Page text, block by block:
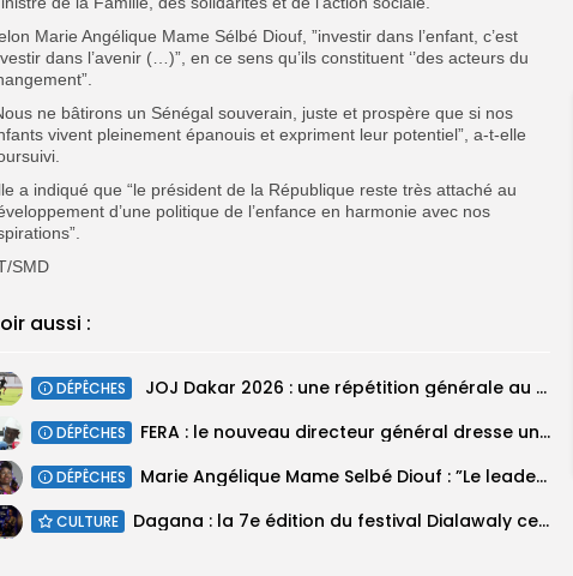
Marie Angélique Mame Sélbé Diouf, ”investir dans l’enfant, c’est
dans l’avenir (…)”, en ce sens qu’ils constituent ‘’des acteurs du
ne bâtirons un Sénégal souverain, juste et prospère que si nos
vivent pleinement épanouis et expriment leur potentiel”, a-t-elle
a indiqué que “le président de la République reste très attaché au
d’une politique de l’enfance en harmonie avec nos
SMD
aussi :
DÉPÊCHES ‎ ‎JOJ Dakar 2026 : une répétition générale au complexe sportif Iba...
DÉPÊCHES FERA : le nouveau directeur général dresse un constat alarmant de l’état...
DÉPÊCHES Marie Angélique Mame Selbé Diouf : ”Le leadership féminin doit être placé...
CULTURE Dagana : la 7e édition du festival Dialawaly centrée sur la cohésion...